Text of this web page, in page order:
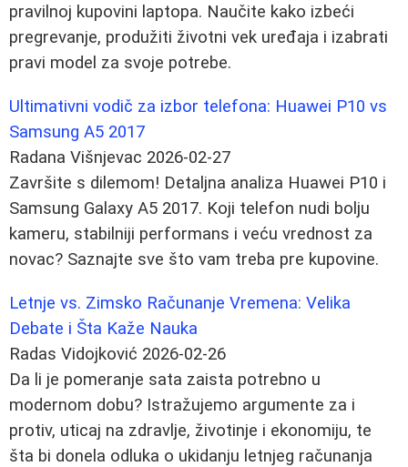
pravilnoj kupovini laptopa. Naučite kako izbeći
pregrevanje, produžiti životni vek uređaja i izabrati
pravi model za svoje potrebe.
Ultimativni vodič za izbor telefona: Huawei P10 vs
Samsung A5 2017
Radana Višnjevac 2026-02-27
Završite s dilemom! Detaljna analiza Huawei P10 i
Samsung Galaxy A5 2017. Koji telefon nudi bolju
kameru, stabilniji performans i veću vrednost za
novac? Saznajte sve što vam treba pre kupovine.
Letnje vs. Zimsko Računanje Vremena: Velika
Debate i Šta Kaže Nauka
Radas Vidojković 2026-02-26
Da li je pomeranje sata zaista potrebno u
modernom dobu? Istražujemo argumente za i
protiv, uticaj na zdravlje, životinje i ekonomiju, te
šta bi donela odluka o ukidanju letnjeg računanja